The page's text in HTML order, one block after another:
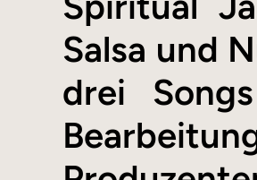
Salsa und
drei